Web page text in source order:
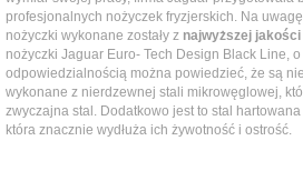
profesjonalnych nożyczek fryzjerskich. Na
nożyczki wykonane zostały z najwyższej
nożyczki Jaguar Euro- Tech Design Black Line, o
odpowiedzialnością można powiedzieć, że są
wykonane z nierdzewnej stali mikrowęglowej,
zwyczajna stal. Dodatkowo jest to stal
która znacznie wydłuża ich żywotność i ostrość.